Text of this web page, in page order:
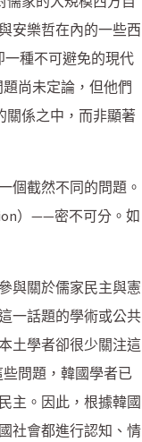
安樂哲在內的一些西
一種不可避免的現代
尚未定論，但他們
係之中，而非顯著
個截然不同的問題。
）——密不可分。如
與關於儒家民主與憲
一話題的學術或公共
土學者卻很少關注這
問題，韓國學者已
主。因此，根據韓國
社會都進行認知、情